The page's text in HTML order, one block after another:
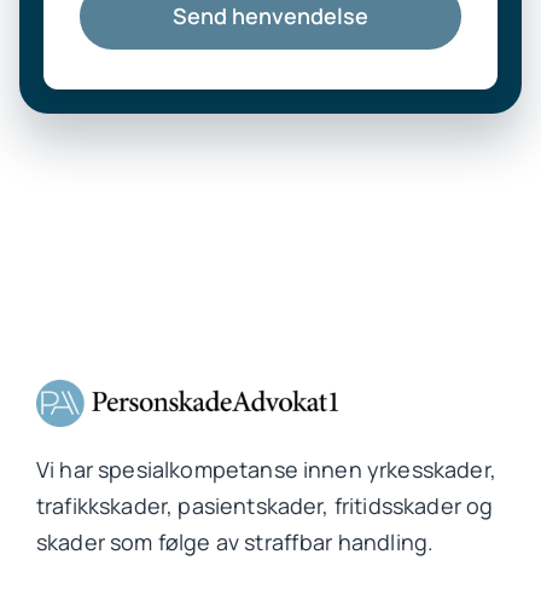
Send henvendelse
Vi har spesialkompetanse innen yrkesskader,
trafikkskader, pasientskader, fritidsskader og
skader som følge av straffbar handling.